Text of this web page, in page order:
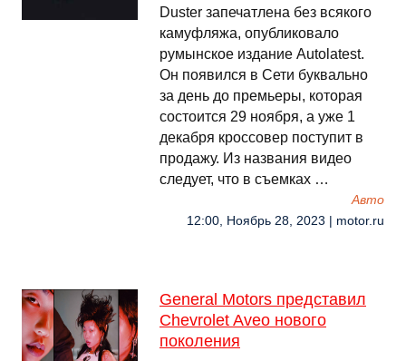
Duster запечатлена без всякого
камуфляжа, опубликовало
румынское издание Autolatest.
Он появился в Сети буквально
за день до премьеры, которая
состоится 29 ноября, а уже 1
декабря кроссовер поступит в
продажу. Из названия видео
следует, что в съемках …
Авто
12:00, Ноябрь 28, 2023 | motor.ru
General Motors представил
Chevrolet Aveo нового
поколения